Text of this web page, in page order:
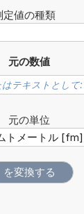
定値の種類
元の数値
元の単位